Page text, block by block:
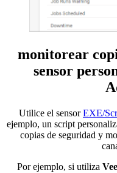
monitorear
sensor
Utilice el sensorEXE/
ejemplo, un script
copias de seguridad y
Por ejemplo, si utiliza